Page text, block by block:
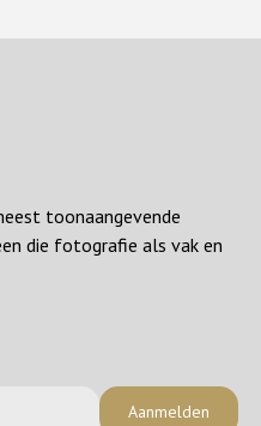
toonaangevende
die fotografie als vak en
Aanmelden